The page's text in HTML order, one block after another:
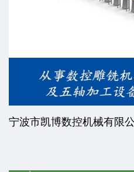
宁波市凯博数控机械有限